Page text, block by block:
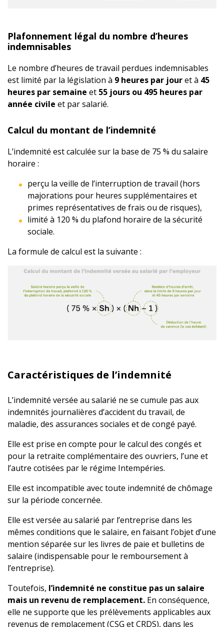
Plafonnement légal du nombre d’heures
indemnisables
Le nombre d’heures de travail perdues indemnisables
est limité par la législation à 9 heures par jouret à 45
heures par semaine et 55 jours ou 495 heures par
année civile et par salarié.
Calcul du montant de l’indemnité
L’indemnité est calculée sur la base de 75 % du salaire
horaire :
perçu la veille de l’interruption de travail (hors
majorations pour heures supplémentaires et
primes représentatives de frais ou de risques),
limité à 120 % du plafond horaire de la sécurité
sociale.
La formule de calcul est la suivante :
Caractéristiques de l’indemnité
L’indemnité versée au salarié ne se cumule pas aux
indemnités journalières d’accident du travail, de
maladie, des assurances sociales et de congé payé.
Elle est prise en compte pour le calcul des congés et
pour la retraite complémentaire des ouvriers, l’une et
l’autre cotisées par le régime Intempéries.
Elle est incompatible avec toute indemnité de chômage
sur la période concernée.
Elle est versée au salarié par l’entreprise dans les
mêmes conditions que le salaire, en faisant l’objet d’une
mention séparée sur les livres de paie et bulletins de
salaire (indispensable pour le remboursement à
l’entreprise).
Toutefois, l’indemnité ne constitue pas un salaire
mais un revenu de remplacement. En conséquence,
elle ne supporte que les prélèvements applicables aux
revenus de remplacement (CSG et CRDS), dans les